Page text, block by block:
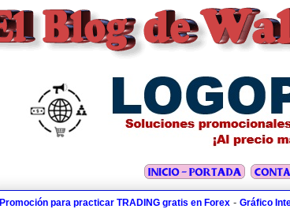
Promoción para practicar TRADING gratis en Forex - Gráfico